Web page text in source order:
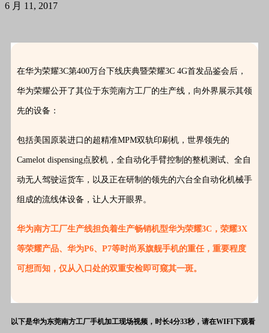
6 月 11, 2017
在华为荣耀3C第400万台下线庆典暨荣耀3C 4G首发品鉴会后，
华为荣耀公开了其位于东莞南方工厂的生产线，向外界展示其领
先的设备：
包括美国原装进口的超精准MPM双轨印刷机，世界领先的
Camelot dispensing点胶机，全自动化手臂控制的整机测试、全自
动无人驾驶运货车，以及正在研制的领先的六台全自动化机械手
组成的流线体设备，让人大开眼界。
华为南方工厂生产线担负着生产畅销机型华为荣耀3C，荣耀3X
等荣耀产品、华为P6、P7等时尚系旗舰手机的重任，重要程度
可想而知，仅从入口处的双重安检即可窥其一斑。
以下是华为东莞南方工厂手机加工现场视频，时长4分33秒，请在WIFI下观看